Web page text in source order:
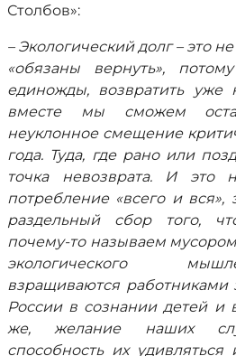
Столбов»:
– Экологический долг – это
«обязаны вернуть»,
единожды, возвратить уже
вместе мы сможем
неуклонное смещение
года. Туда, где рано или
точка невозврата. И это
потребление «всего и
раздельный сбор того,
почему-то называем
экологического
взращиваются работниками
России в сознании детей и
же, желание наших
способность их